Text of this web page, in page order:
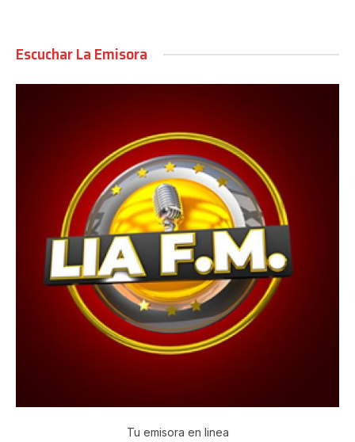
Escuchar La Emisora
Tu emisora en linea